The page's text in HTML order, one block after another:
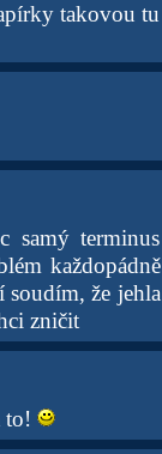
takovou tu
samý terminus
každopádně
soudím, že jehla
zničit
to!